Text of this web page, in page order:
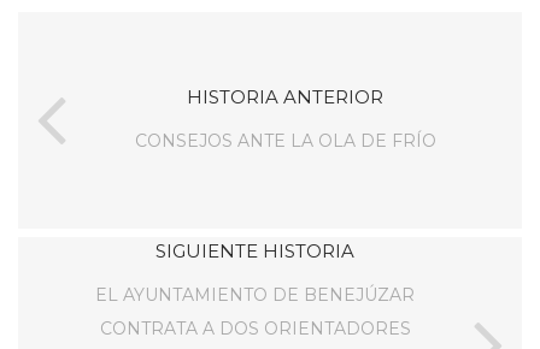
HISTORIA ANTERIOR
CONSEJOS ANTE LA OLA DE FRÍO
SIGUIENTE HISTORIA
EL AYUNTAMIENTO DE BENEJÚZAR
CONTRATA A DOS ORIENTADORES